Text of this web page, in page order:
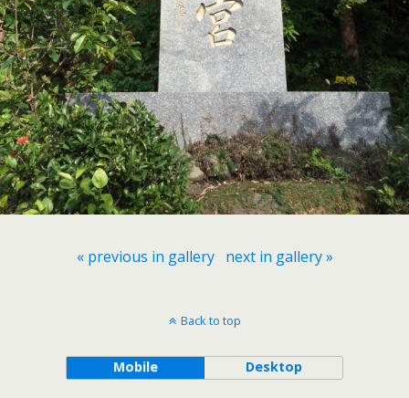
« previous in gallery next in gallery »
Back to top
Mobile Desktop